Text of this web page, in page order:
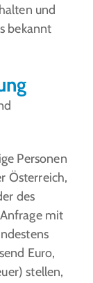
und
bekannt
Personen
Österreich,
des
mit
Euro,
stellen,